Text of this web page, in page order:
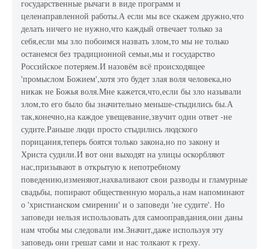
государственные рычаги в виде программ и
целенаправленной работы.А если мы все скажем дружно,что
делать ничего не нужно,что каждый отвечает только за
себя,если мы зло побоимся назвать злом,то мы не только
останемся без традиционной семьи,мы и государство
Российское потеряем.И назовём всё происходящее
'промыслом Божием',хотя это будет злая воля человека,но
никак не Божья воля.Мне кажется,что,если бы зло называли
злом,то его было бы значительно меньше-стыдились бы.А
так,конечно,на каждое увещевание,звучит один ответ -не
судите.Раньше люди просто стыдились людского
порицания,теперь боятся только закона,но по закону и
Христа судили.И вот они выходят на улицы оскорбляют
нас,призывают в открытую к непотребному
поведению,изменяют,нахваливают свои разводы и гламурные
свадьбы, попирают общественную мораль,а нам напоминают
о 'христианском смирении' и о заповеди 'не судите'. Но
заповеди нельзя использовать для самооправдания,они даны
нам чтобы мы следовали им.Значит,даже используя эту
заповедь они грешат сами и нас толкают к греху.